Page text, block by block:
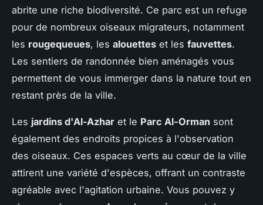
abrite une riche biodiversité. Ce parc est un refuge
pour de nombreux oiseaux migrateurs, notamment
les rougequeues, les alouettes et les fauvettes.
Les sentiers de randonnée bien aménagés vous
permettent de vous immerger dans la nature tout en
restant près de la ville.
Les jardins d'Al-Azhar et le Parc Al-Orman sont
également des endroits propices à l'observation
des oiseaux. Ces espaces verts au cœur de la ville
attirent une variété d'espèces, offrant un contraste
agréable avec l'agitation urbaine. Vous pouvez y